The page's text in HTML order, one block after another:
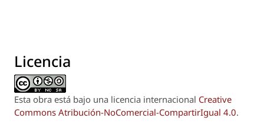
Licencia
Esta obra está bajo una licencia internacional Creative
Commons Atribución-NoComercial-CompartirIgual 4.0.